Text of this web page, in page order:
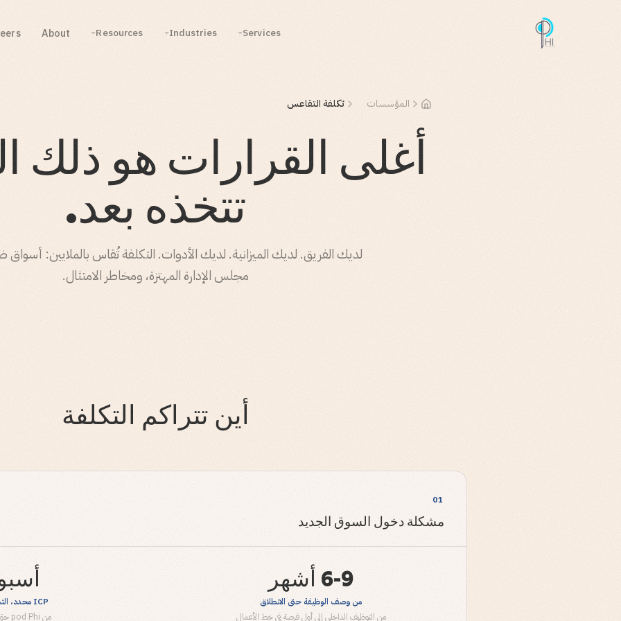
Services
Industries
Resources
About
المؤسسات تكلفة التقاعس
أغلى القرارات هو ذلك
تتخذه بعد.
لديك الفريق. لديك الميزانية. لديك الأدوات. التكلفة تُقاس بالملايين: أسواق
مجلس الإدارة المهتزة، ومخاطر الامتثال.
أين تتراكم التكلفة
01
مشكلة دخول السوق الجديد
6-9 أشهر
من وصف الوظيفة حتى الانطلاق
من التوظيف الداخلي إلى أول فرصة في خط الأعمال
ICP محدد، التسلسلات نشطة
من pod Phi حتى انطلاق التواصل